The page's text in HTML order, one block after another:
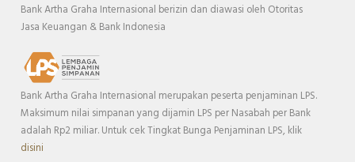
Bank Artha Graha Internasional berizin dan diawasi oleh Otoritas
Jasa Keuangan & Bank Indonesia
Bank Artha Graha Internasional merupakan peserta penjaminan LPS.
Maksimum nilai simpanan yang dijamin LPS per Nasabah per Bank
adalah Rp2 miliar. Untuk cek Tingkat Bunga Penjaminan LPS, klik
disini